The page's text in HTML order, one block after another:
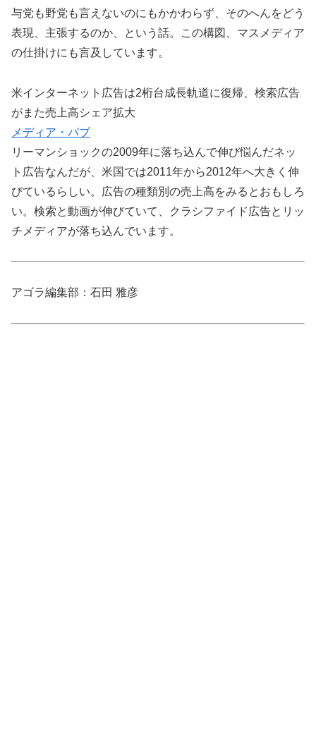
与党も野党も言えないのにもかかわらず、そのへんをどう
表現、主張するのか、という話。この構図、マスメディア
の仕掛けにも言及しています。
米インターネット広告は2桁台成長軌道に復帰、検索広告
がまた売上高シェア拡大
メディア・パブ
リーマンショックの2009年に落ち込んで伸び悩んだネッ
ト広告なんだが、米国では2011年から2012年へ大きく伸
びているらしい。広告の種類別の売上高をみるとおもしろ
い。検索と動画が伸びていて、クラシファイド広告とリッ
チメディアが落ち込んでいます。
アゴラ編集部：石田 雅彦